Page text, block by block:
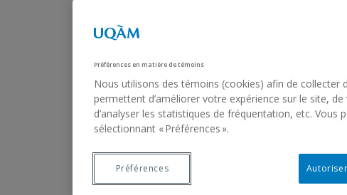
Préférences en matière de témoins
Nous utilisons des témoins (cookies) afin de collecter
permettent d’améliorer votre expérience sur le site,
d’analyser les statistiques de fréquentation, etc. Vous
sélectionnant « Préférences ».
Préférences